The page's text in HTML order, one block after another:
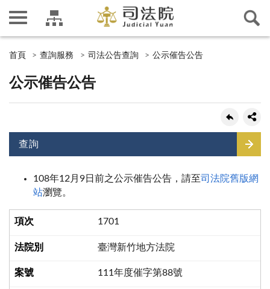
首頁 查詢服務 司法公告查詢 公示催告公告
公示催告公告
查詢
108年12月9日前之公示催告公告，請至司法院舊版網
站瀏覽。
1701
臺灣新竹地方法院
111年度催字第88號